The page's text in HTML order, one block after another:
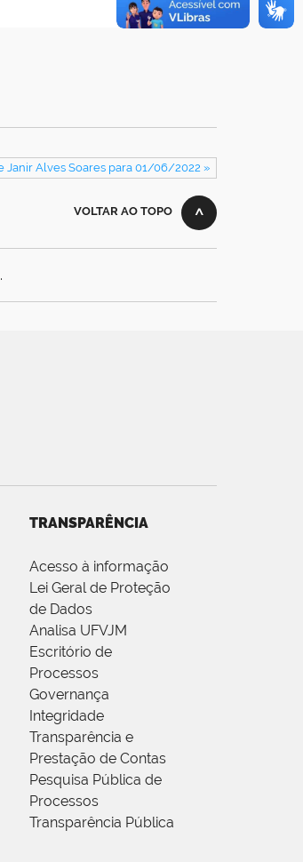
Janir Alves Soares para 01/06/2022 »
VOLTAR AO TOPO
.
TRANSPARÊNCIA
Acesso à informação
Lei Geral de Proteção
de Dados
Analisa UFVJM
Escritório de
Processos
Governança
Integridade
Transparência e
Prestação de Contas
Pesquisa Pública de
Processos
Transparência Pública